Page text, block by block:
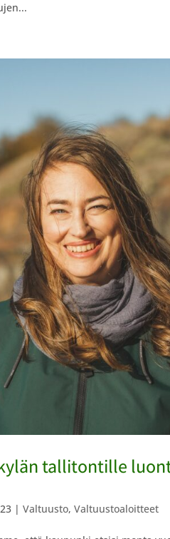
tallitontille
|Valtuusto,Valtuustoaloitteet